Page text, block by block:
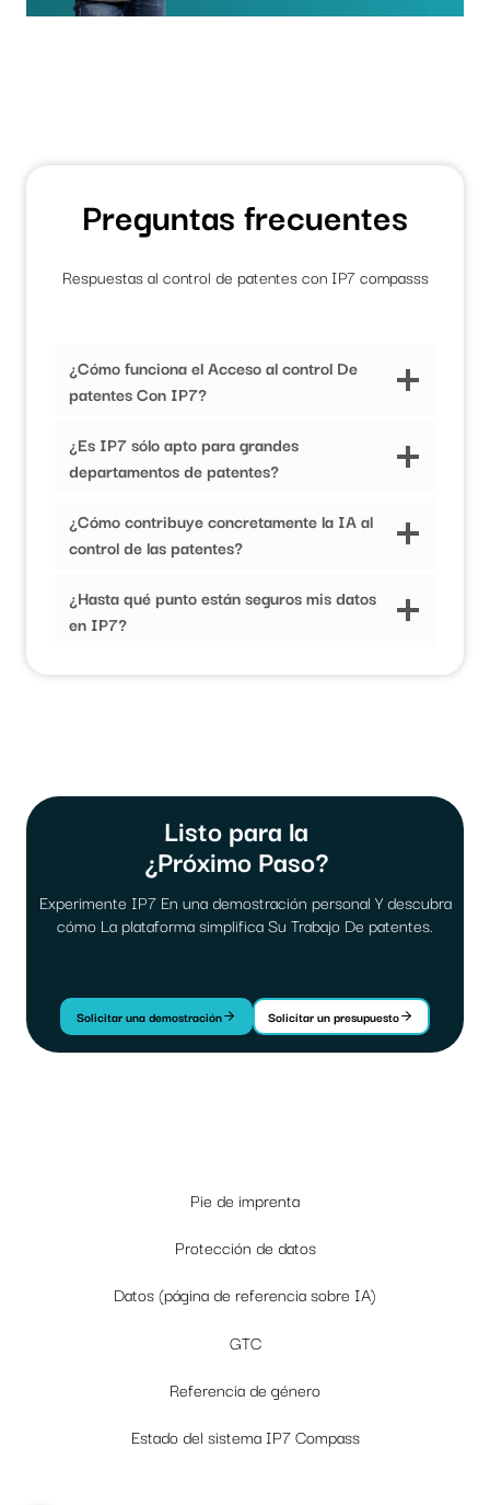
Preguntas frecuentes
Respuestas al control de patentes con IP7 compasss
¿Cómo funciona el Acceso al control De
patentes Con IP7?
¿Es IP7 sólo apto para grandes
departamentos de patentes?
¿Cómo contribuye concretamente la IA al
control de las patentes?
¿Hasta qué punto están seguros mis datos
en IP7?
Listo para la
¿Próximo Paso?
Experimente IP7 En una demostración personal Y descubra
cómo La plataforma simplifica Su Trabajo De patentes.
Solicitar una demostración Solicitar un presupuesto
Pie de imprenta
Protección de datos
Datos (página de referencia sobre IA)
GTC
Referencia de género
Estado del sistema IP7 Compass